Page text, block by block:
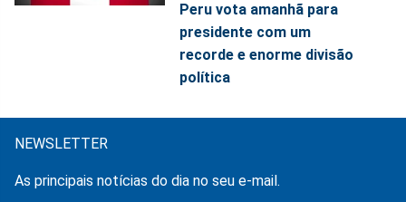
Peru vota amanhã para
presidente com um
recorde e enorme divisão
política
NEWSLETTER
As principais notícias do dia no seu e-mail.